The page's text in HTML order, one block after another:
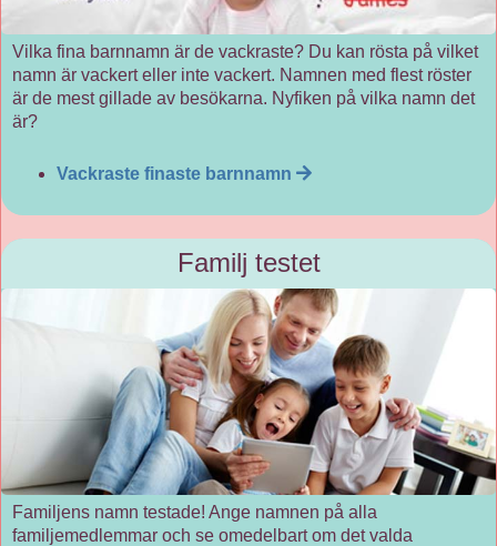
Vilka fina barnnamn är de vackraste? Du kan rösta på vilket
namn är vackert eller inte vackert. Namnen med flest röster
är de mest gillade av besökarna. Nyfiken på vilka namn det
är?
Vackraste finaste barnnamn
Familj testet
Familjens namn testade! Ange namnen på alla
familjemedlemmar och se omedelbart om det valda